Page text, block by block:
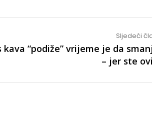
Sljedeći
kava “podiže” vrijeme je da
– jer ste